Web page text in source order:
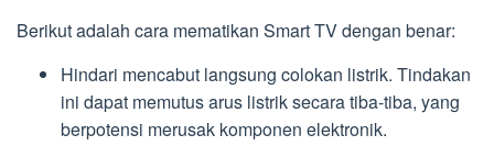
Berikut adalah cara mematikan Smart TV dengan benar:
Hindari mencabut langsung colokan listrik. Tindakan
ini dapat memutus arus listrik secara tiba-tiba, yang
berpotensi merusak komponen elektronik.